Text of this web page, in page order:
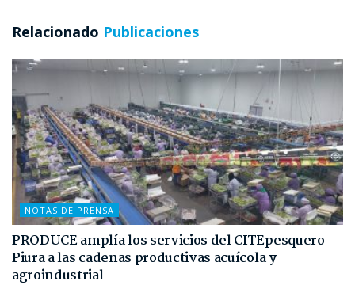
Relacionado Publicaciones
NOTAS DE PRENSA
PRODUCE amplía los servicios del CITEpesquero
Piura a las cadenas productivas acuícola y
agroindustrial